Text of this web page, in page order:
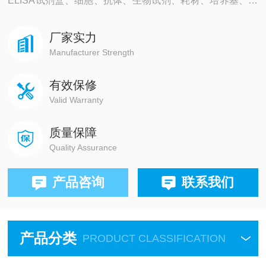
厂家实力
Manufacturer Strength
有效保修
Valid Warranty
质量保障
Quality Assurance
产品咨询 联系我们
产品分类 PRODUCT CLASSIFICATION